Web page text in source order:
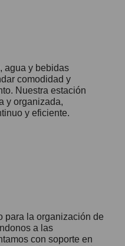
agua y bebidas
comodidad y
Nuestra estación
y organizada,
y eficiente.
para la organización de
a las
con soporte en